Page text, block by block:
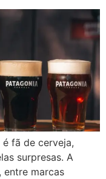
fã de cerveja,
surpresas. A
entre marcas